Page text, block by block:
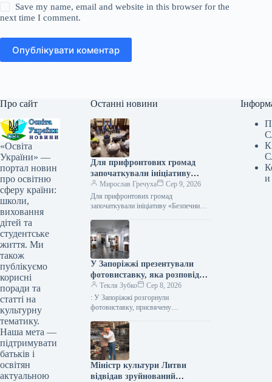
Save my name, email and website in this browser for the
next time I comment.
Опублікувати коментар
Про сайт
«Освіта
України» —
портал новин
про освітню
сферу країни:
школи,
виховання
дітей та
студентське
життя. Ми
також
публікуємо
корисні
поради та
статті на
культурну
тематику.
Наша мета —
підтримувати
батьків і
освітян
актуальною
Останні новини
Для прифронтових громад
започаткували ініціативу
«Безпечний маршрут
школяра»
Мирослав Гречуха
Сер 9, 2026
Для прифронтових громад
започаткували ініціативу «Безпечний
01:52 Укрінформ У прифронтових
регіонах України створюватимуть
безпечні маршрути для…
У Запоріжжі презентували
фотовиставку, яка розповідає
про білоруський батальйон,
що захищає Україну.
Текля Зубко
Сер 8, 2026
: У Запоріжжі розгорнули
фотовиставку, присвячену
обороняє Україну Фото 08.08.2026
17:40 Укрінформ У Запоріжжі
відбулося відкриття фотовиставки,…
Міністр культури Литви
відвідав зруйнований
и